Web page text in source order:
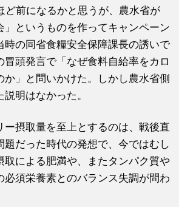
ど前になるかと思うが、農水省が
」というものを作ってキャンペーン
時の同省食糧安全保障課長の誘いで
冒頭発言で「なぜ食料自給率をカロ
か」と問いかけた。しかし農水省側
明はなかった。
ー摂取量を至上とするのは、戦後直
題だった時代の発想で、今ではむし
取による肥満や、またタンパク質や
必須栄養素とのバランス失調が問わ